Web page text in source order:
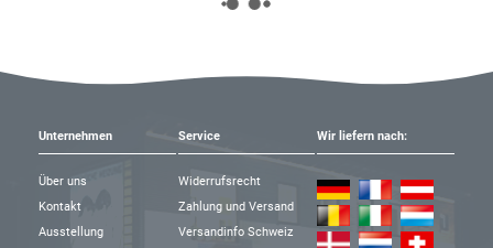
Unternehmen
Über uns
Kontakt
Ausstellung
Service
Widerrufsrecht
Zahlung und Versand
Versandinfo Schweiz
Wir liefern nach: